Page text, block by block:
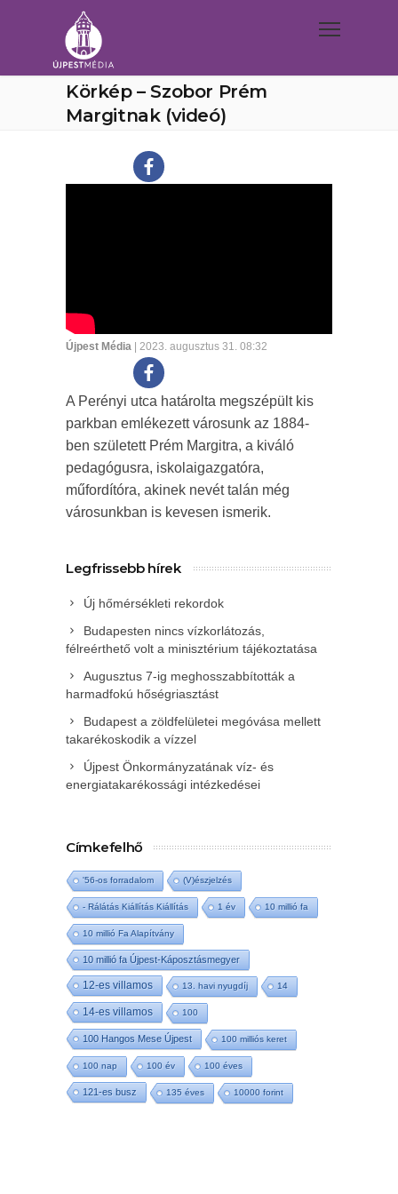
Körkép – Szobor Prém
Margitnak (videó)
Újpest Média | 2023. augusztus 31. 08:32
A Perényi utca határolta megszépült kis
parkban emlékezett városunk az 1884-
ben született Prém Margitra, a kiváló
pedagógusra, iskolaigazgatóra,
műfordítóra, akinek nevét talán még
városunkban is kevesen ismerik.
Legfrissebb hírek
Új hőmérsékleti rekordok
Budapesten nincs vízkorlátozás,
félreérthető volt a minisztérium tájékoztatása
Augusztus 7-ig meghosszabbították a
harmadfokú hőségriasztást
Budapest a zöldfelületei megóvása mellett
takarékoskodik a vízzel
Újpest Önkormányzatának víz- és
energiatakarékossági intézkedései
Címkefelhő
'56-os forradalom (V)észjelzés
- Rálátás Kiállítás Kiállítás 1 év 10 millió fa
10 millió Fa Alapítvány
10 millió fa Újpest-Káposztásmegyer
12-es villamos 13. havi nyugdíj 14
14-es villamos 100
100 Hangos Mese Újpest 100 milliós keret
100 nap 100 év 100 éves
121-es busz 135 éves 10000 forint